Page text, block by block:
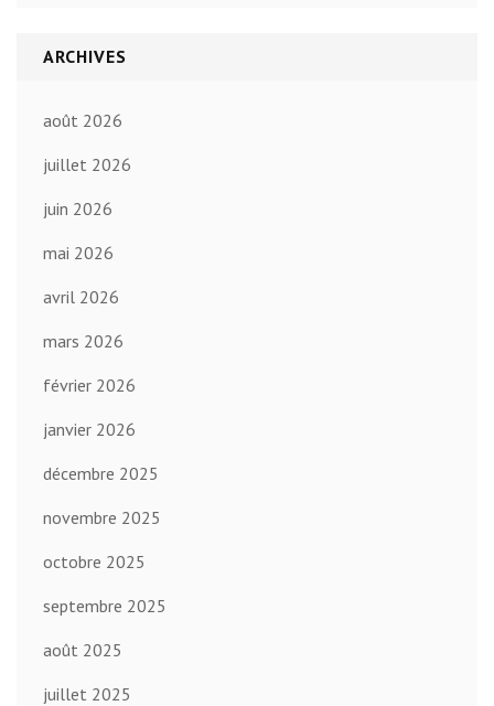
ARCHIVES
août 2026
juillet 2026
juin 2026
mai 2026
avril 2026
mars 2026
février 2026
janvier 2026
décembre 2025
novembre 2025
octobre 2025
septembre 2025
août 2025
juillet 2025